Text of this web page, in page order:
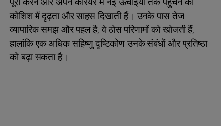
कोशिश में दृढ़ता और साहस दिखाती हैं। उनके पास तेज
व्यापारिक समझ और पहल है, वे ठोस परिणामों को खोजती हैं,
हालांकि एक अधिक सहिष्णु दृष्टिकोण उनके संबंधों और प्रतिष्ठा
को बढ़ा सकता है।